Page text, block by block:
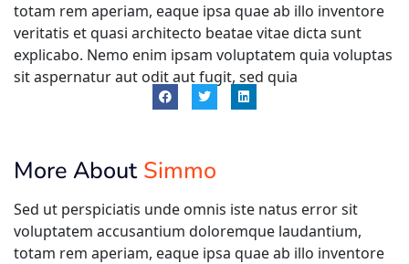
totam rem aperiam, eaque ipsa quae ab illo inventore
veritatis et quasi architecto beatae vitae dicta sunt
explicabo. Nemo enim ipsam voluptatem quia voluptas
sit aspernatur aut odit aut fugit, sed quia
More About Simmo
Sed ut perspiciatis unde omnis iste natus error sit
voluptatem accusantium doloremque laudantium,
totam rem aperiam, eaque ipsa quae ab illo inventore